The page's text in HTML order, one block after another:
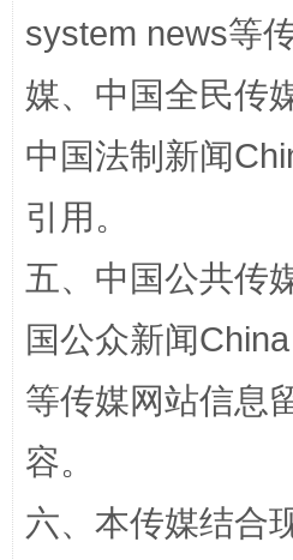
阿坝州三大球赛在茂县
国家大学科技园优化重塑
system news等
媒、中国全民传
中国法制新闻
引用。
五、中国公共传
国公众新闻
等传媒网站信息
容。
六、本传媒结合